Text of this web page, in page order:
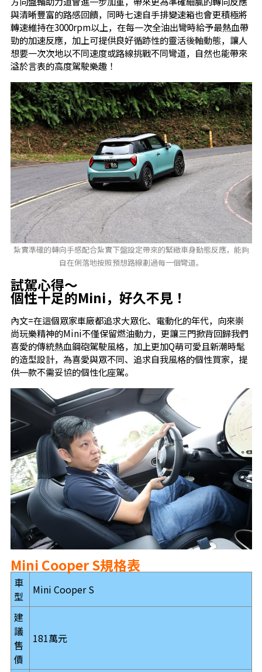
與清晰豐富的路感回饋，同時七速自手排變速箱也會更積極將
轉速維持在3000rpm以上，在每一次全油出彎時給予最熱血帶
勁的加速反應，加上可提供良好循跡性的靈活後軸動態，讓人
想要一次次地以不同速度或路線挑戰不同彎道，自然也能帶來
溢於言表的高度駕駛樂趣！
紮實準確的轉向手感配合紮實下盤設定帶來的緊緻車身動態反應，能夠
自在俐落地按照預想路線劃過每一個彎道。
試駕心得～
個性十足的Mini，好久不見！
內文=在這個眾家車廠都追求大眾化、電動化的年代，向來崇
尚玩樂精神的Mini不僅保留燃油動力，更讓三門掀背回歸我們
喜愛的傳統熱血鋼砲駕駛風格，加上更加Q萌可愛且新潮時髦
的造型設計，為喜愛與眾不同、追求自我風格的個性買家，提
供一款不需妥協的個性化座駕。
Mini Cooper S規格表
車
型
Mini Cooper S
建
議
售
價
181萬元